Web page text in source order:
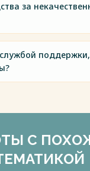
за
службой
С